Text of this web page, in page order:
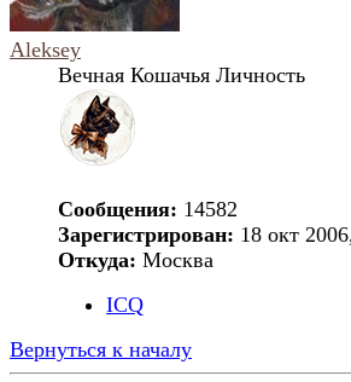
Aleksey
Вечная Кошачья Личность
Сообщения: 14582
Зарегистрирован: 18 окт
Откуда: Москва
ICQ
Вернуться к началу